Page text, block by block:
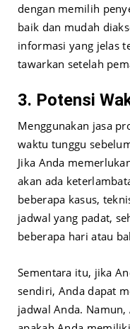
dengan memilih
baik dan mudah
informasi yang jelas
tawarkan setelah
3. Potensi
Menggunakan jasa
waktu tunggu
Jika Anda
akan ada
beberapa kasus,
jadwal yang padat,
beberapa hari atau
Sementara itu, jika
sendiri, Anda dapat
jadwal Anda.